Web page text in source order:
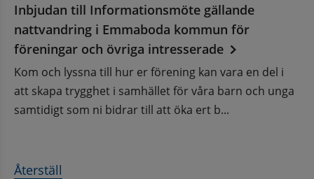
Inbjudan till Informationsmöte gällande
nattvandring i Emmaboda kommun för
föreningar och övriga intresserade
Kom och lyssna till hur er förening kan vara en del i
att skapa trygghet i samhället för våra barn och unga
samtidigt som ni bidrar till att öka ert b...
Återställ